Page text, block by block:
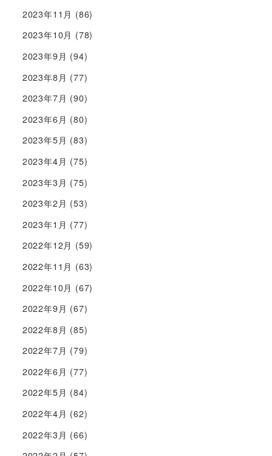
2023年11月 (86)
2023年10月 (78)
2023年9月 (94)
2023年8月 (77)
2023年7月 (90)
2023年6月 (80)
2023年5月 (83)
2023年4月 (75)
2023年3月 (75)
2023年2月 (53)
2023年1月 (77)
2022年12月 (59)
2022年11月 (63)
2022年10月 (67)
2022年9月 (67)
2022年8月 (85)
2022年7月 (79)
2022年6月 (77)
2022年5月 (84)
2022年4月 (62)
2022年3月 (66)